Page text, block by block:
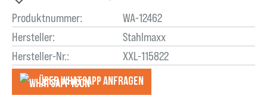
Produktnummer:
WA-12462
Hersteller:
Stahlmaxx
Hersteller-Nr.:
XXL-115822
Über WhatsApp anfragеn